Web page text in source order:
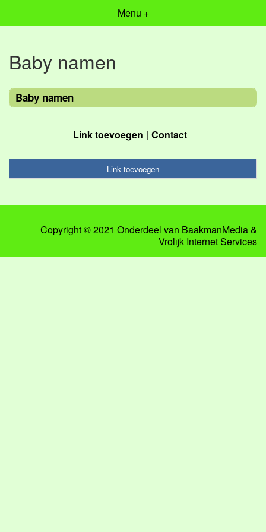
Menu +
Baby namen
Baby namen
Link toevoegen Contact
Link toevoegen
Copyright © 2021 Onderdeel van BaakmanMedia&
Vrolijk Internet Services